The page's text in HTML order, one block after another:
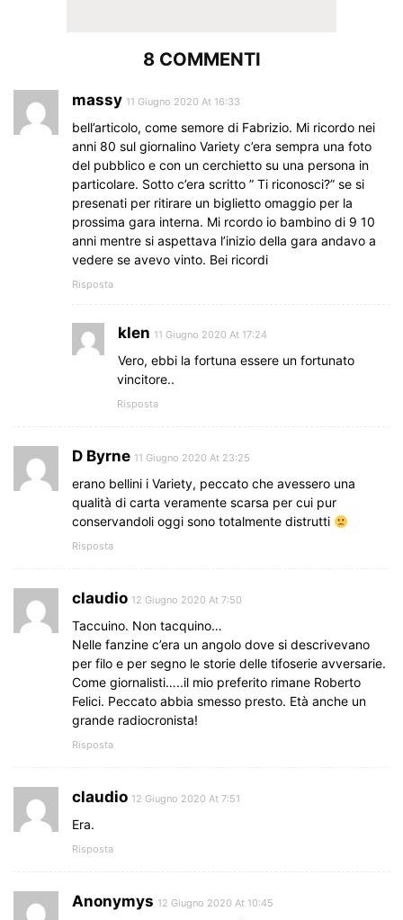
8 COMMENTI
massy 11 Giugno 2020 At 16:33
bell’articolo, come semore di Fabrizio. Mi ricordo nei
anni 80 sul giornalino Variety c’era sempra una foto
del pubblico e con un cerchietto su una persona in
particolare. Sotto c’era scritto ” Ti riconosci?” se si
presenati per ritirare un biglietto omaggio per la
prossima gara interna. Mi rcordo io bambino di 9 10
anni mentre si aspettava l’inizio della gara andavo a
vedere se avevo vinto. Bei ricordi
Risposta
klen 11 Giugno 2020 At 17:24
Vero, ebbi la fortuna essere un fortunato
vincitore..
Risposta
D Byrne 11 Giugno 2020 At 23:25
erano bellini i Variety, peccato che avessero una
qualità di carta veramente scarsa per cui pur
conservandoli oggi sono totalmente distrutti
Risposta
claudio 12 Giugno 2020 At 7:50
Taccuino. Non tacquino…
Nelle fanzine c’era un angolo dove si descrivevano
per filo e per segno le storie delle tifoserie avversarie.
Come giornalisti…..il mio preferito rimane Roberto
Felici. Peccato abbia smesso presto. Età anche un
grande radiocronista!
Risposta
claudio 12 Giugno 2020 At 7:51
Era.
Risposta
Anonymys 12 Giugno 2020 At 10:45